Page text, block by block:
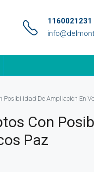
1160021231
Posibilidad De Ampliación En
Con
Paz